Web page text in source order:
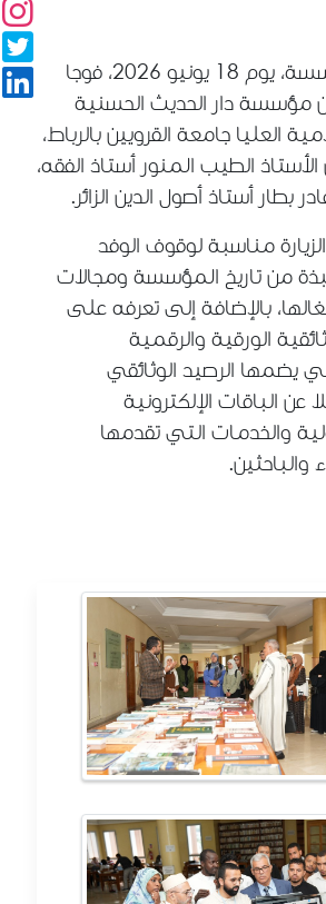
يوم 18 يونيو 2026، فوجا
مؤسسة دار الحديث الحسنية
العليا جامعة القرويين بالرباط،
الطيب المنور أستاذ الفقه،
بطار أستاذ أصول الدين الزائر.
مناسبة لوقوف الوفد
من تاريخ المؤسسة ومجالات
بالإضافة إلى تعرفه على
الورقية والرقمية
يضمها الرصيد الوثائقي
الباقات الإلكترونية
والخدمات التي تقدمها
والباحثين.